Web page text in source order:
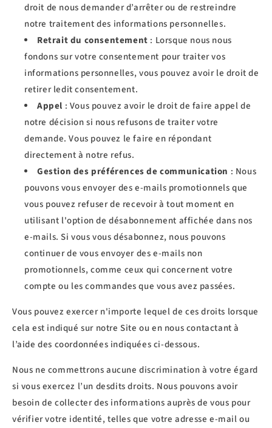
droit de nous demander d’arrêter ou de restreindre
notre traitement des informations personnelles.
Retrait du consentement : Lorsque nous nous
fondons sur votre consentement pour traiter vos
informations personnelles, vous pouvez avoir le droit de
retirer ledit consentement.
Appel : Vous pouvez avoir le droit de faire appel de
notre décision si nous refusons de traiter votre
demande. Vous pouvez le faire en répondant
directement à notre refus.
Gestion des préférences de communication : Nous
pouvons vous envoyer des e-mails promotionnels que
vous pouvez refuser de recevoir à tout moment en
utilisant l'option de désabonnement affichée dans nos
e-mails. Si vous vous désabonnez, nous pouvons
continuer de vous envoyer des e-mails non
promotionnels, comme ceux qui concernent votre
compte ou les commandes que vous avez passées.
Vous pouvez exercer n'importe lequel de ces droits lorsque
cela est indiqué sur notre Site ou en nous contactant à
l’aide des coordonnées indiquées ci-dessous.
Nous ne commettrons aucune discrimination à votre égard
si vous exercez l’un desdits droits. Nous pouvons avoir
besoin de collecter des informations auprès de vous pour
vérifier votre identité, telles que votre adresse e-mail ou